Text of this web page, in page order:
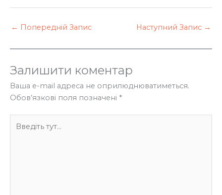
← Попередній Запис Наступний Запис →
Залишити коментар
Ваша e-mail адреса не оприлюднюватиметься.
Обов’язкові поля позначені *